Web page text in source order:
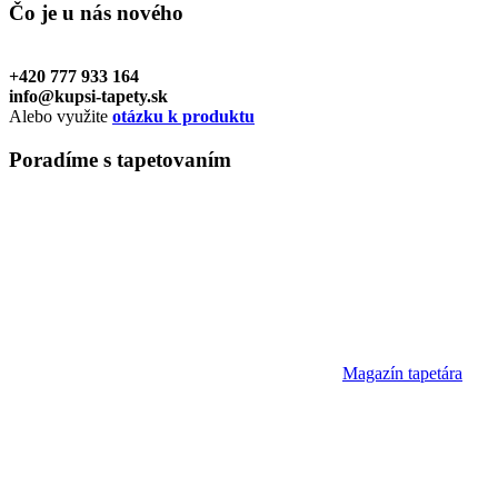
Čo je u nás nového
+420 777 933 164
info@kupsi-tapety.sk
Alebo využite otázku k produktu
Poradíme s tapetovaním
Magazín tapetára